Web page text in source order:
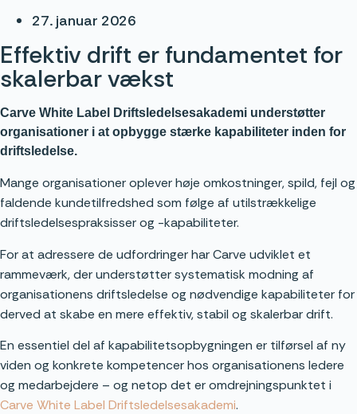
27. januar 2026
Effektiv drift er fundamentet for
skalerbar vækst
Carve White Label Driftsledelsesakademi understøtter
organisationer i at opbygge stærke kapabiliteter inden for
driftsledelse.
Mange organisationer oplever høje omkostninger, spild, fejl og
faldende kundetilfredshed som følge af utilstrækkelige
driftsledelsespraksisser og -kapabiliteter.
For at adressere de udfordringer har Carve udviklet et
rammeværk, der understøtter systematisk modning af
organisationens driftsledelse og nødvendige kapabiliteter for
derved at skabe en mere effektiv, stabil og skalerbar drift.
En essentiel del af kapabilitetsopbygningen er tilførsel af ny
viden og konkrete kompetencer hos organisationens ledere
og medarbejdere – og netop det er omdrejningspunktet i
Carve White Label Driftsledelsesakademi.